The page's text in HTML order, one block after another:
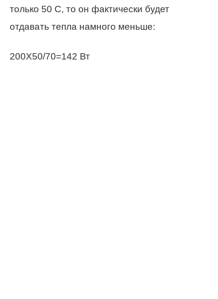
только 50 С, то он фактически будет
отдавать тепла намного меньше:
200Х50/70=142 Вт